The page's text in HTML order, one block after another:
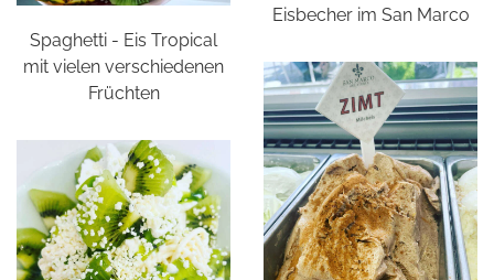
Spaghetti - Eis Tropical
mit vielen verschiedenen
Früchten
Eisbecher im San Marco